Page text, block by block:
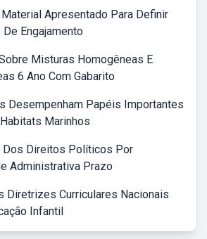
Apresentado Para Definir
Engajamento
Misturas Homogêneas E
6 Ano Com Gabarito
Desempenham Papéis Importantes
Marinhos
Dos Direitos Políticos Por
Administrativa Prazo
Diretrizes Curriculares Nacionais
Infantil